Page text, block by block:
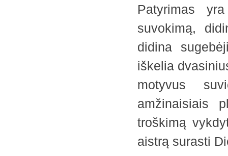
Patyrimas
suvokimą,
didina
iškelia
motyvus
amžinaisiais
troškimą
aistrą surasti